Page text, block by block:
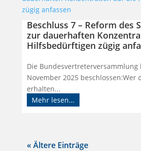
Beschluss 7 – Reform des
zur dauerhaften
Hilfsbedürftigen zügig
Die Bundesvertreterversammlung
November 2025 beschlossen:Wer
erhalten...
Mehr lesen...
« Ältere Einträge